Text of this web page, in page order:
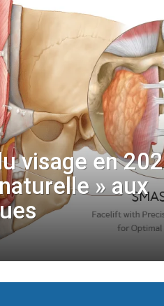
visage en
» aux